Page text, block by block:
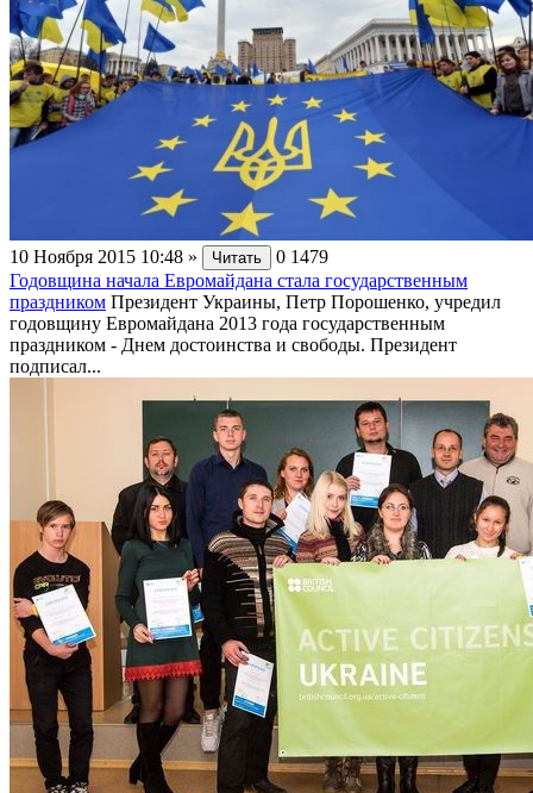
10 Ноября 2015 10:48 » Читать 0 1479
Годовщина начала Евромайдана стала государственным
праздником Президент Украины, Петр Порошенко, учредил
годовщину Евромайдана 2013 года государственным
праздником - Днем достоинства и свободы. Президент
подписал...